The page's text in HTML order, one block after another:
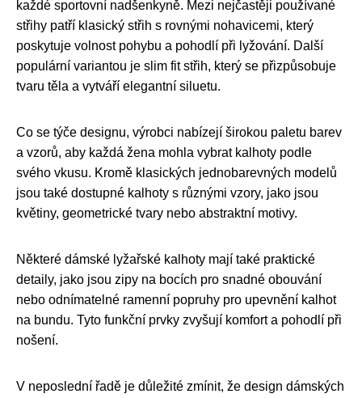
každé sportovní nadšenkyně. Mezi nejčastěji používané
střihy patří klasický střih s rovnými nohavicemi, který
poskytuje volnost pohybu a pohodlí při lyžování. Další
populární variantou je slim fit střih, který se přizpůsobuje
tvaru těla a vytváří elegantní siluetu.
Co se týče designu, výrobci nabízejí širokou paletu barev
a vzorů, aby každá žena mohla vybrat kalhoty podle
svého vkusu. Kromě klasických jednobarevných modelů
jsou také dostupné kalhoty s různými vzory, jako jsou
květiny, geometrické tvary nebo abstraktní motivy.
Některé dámské lyžařské kalhoty mají také praktické
detaily, jako jsou zipy na bocích pro snadné obouvání
nebo odnímatelné ramenní popruhy pro upevnění kalhot
na bundu. Tyto funkční prvky zvyšují komfort a pohodlí při
nošení.
V neposlední řadě je důležité zmínit, že design dámských